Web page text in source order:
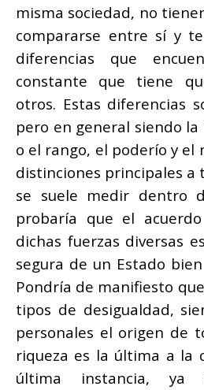
misma sociedad, no
compararse entre sí y
diferencias que
constante que tiene
otros. Estas diferencias
pero en general siendo la
o el rango, el poderío y el
distinciones principales a
se suele medir dentro
probaría que el
dichas fuerzas diversas
segura de un Estado
Pondría de manifiesto
tipos de desigualdad,
personales el origen de
riqueza es la última a la
última instancia,